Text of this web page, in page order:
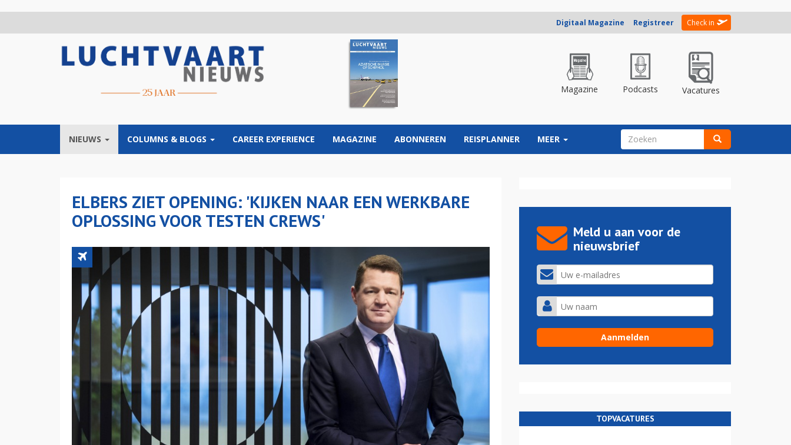
Digitaal Magazine Registreer Check in
Magazine Podcasts Vacatures
NIEUWS COLUMNS & BLOGS CAREER EXPERIENCE MAGAZINE ABONNEREN REISPLANNER MEER ZOEKVELD
ELBERS ZIET OPENING: 'KIJKEN NAAR EEN WERKBARE
OPLOSSING VOOR TESTEN CREWS'
Meld u aan voor de
nieuwsbrief
TOPVACATURES